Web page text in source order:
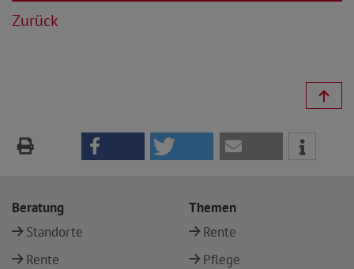
Zurück
Beratung
Standorte
Rente
Themen
Rente
Pflege